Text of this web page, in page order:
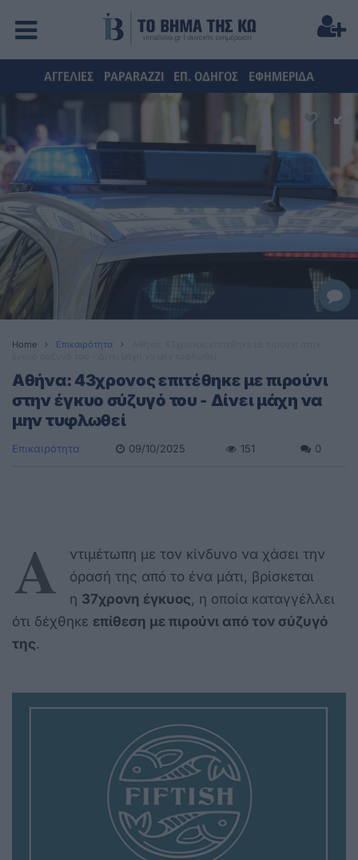
ΑΓΓΕΛΙΕΣ PAPARAZZI ΕΠ. ΟΔΗΓΟΣ ΕΦΗΜΕΡΙΔΑ
Home Επικαιρότητα
Αθήνα: 43χρονος επιτέθηκε με πιρούνι
στην έγκυο σύζυγό του - Δίνει μάχη να
μην τυφλωθεί
Επικαιρότητα 09/10/2025 151 0
Α
ντιμέτωπη με τον κίνδυνο να χάσει την
όρασή της από το ένα μάτι, βρίσκεται
η 37χρονη έγκυος , η οποία καταγγέλλει
ότι δέχθηκε επίθεση με πιρούνι από τον σύζυγό
της.